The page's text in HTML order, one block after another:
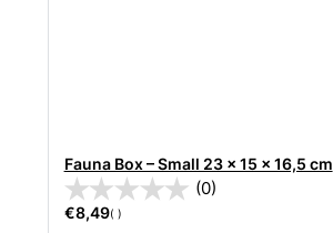
Fauna Box – Small 23 x 15 x 16,5 cm
(0)
€8,49( )